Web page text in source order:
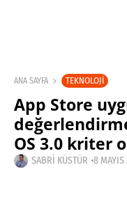
ANA SAYFA TEKNOLOJI
App Store
OS 3.0 kriter
SABRI KÜSTÜR 8